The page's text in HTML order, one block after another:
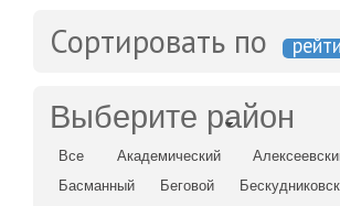
Сортировать по
Выберите район
Все Академический
Басманный
Беговой